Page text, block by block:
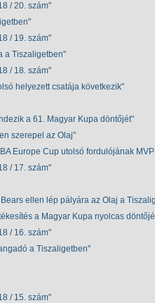
/ 20. szám
/ 19. szám
a Tiszaligetben
/ 18. szám
helyezett csatája következik
a 61. Magyar Kupa döntőjét
szerepel az Olaj
Europe Cup utolsó fordulójának
/ 17. szám
ellen lép pályára az Olaj a
a Magyar Kupa nyolcas
/ 16. szám
a Tiszaligetben
/ 15. szám